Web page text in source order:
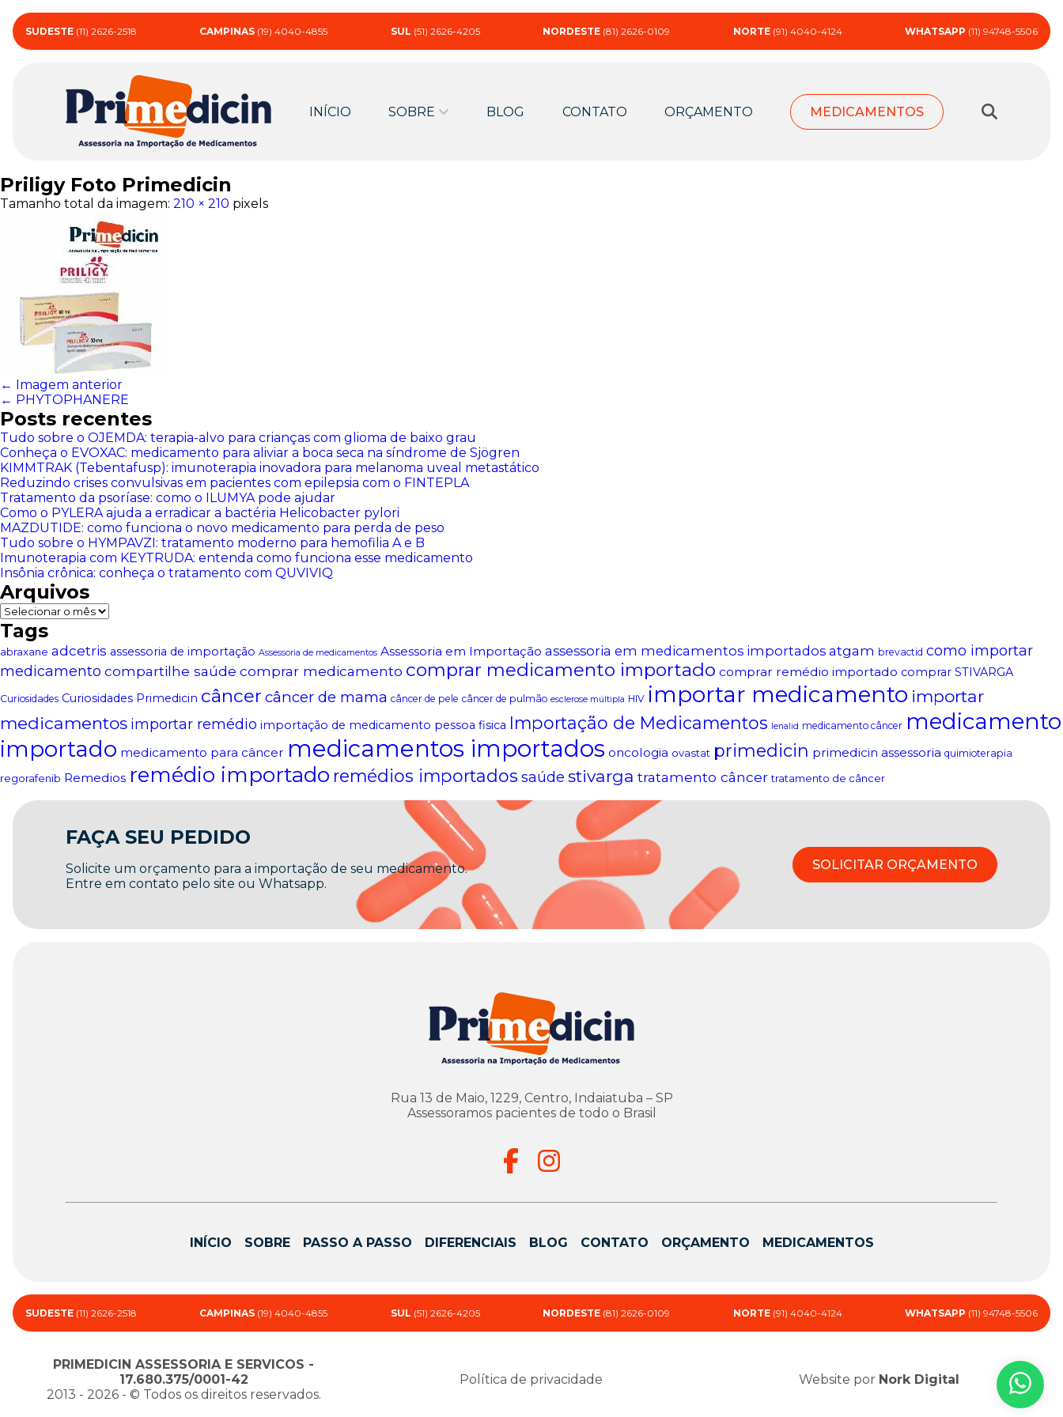
SUDESTE (11) 2626-2518 CAMPINAS (19) 4040-4855 SUL (51) 2626-4205 NORDESTE (81) 2626-0109 NORTE (91) 4040-4124 WHATSAPP (11) 94748-5506
INÍCIO SOBRE BLOG CONTATO ORÇAMENTO MEDICAMENTOS
Priligy Foto Primedicin
Tamanho total da imagem: 210 × 210 pixels
← Imagem anterior
← PHYTOPHANERE
Posts recentes
Tudo sobre o OJEMDA: terapia-alvo para crianças com glioma de baixo grau
Conheça o EVOXAC: medicamento para aliviar a boca seca na síndrome de Sjögren
KIMMTRAK (Tebentafusp): imunoterapia inovadora para melanoma uveal metastático
Reduzindo crises convulsivas em pacientes com epilepsia com o FINTEPLA
Tratamento da psoríase: como o ILUMYA pode ajudar
Como o PYLERA ajuda a erradicar a bactéria Helicobacter pylori
MAZDUTIDE: como funciona o novo medicamento para perda de peso
Tudo sobre o HYMPAVZI: tratamento moderno para hemofilia A e B
Imunoterapia com KEYTRUDA: entenda como funciona esse medicamento
Insônia crônica: conheça o tratamento com QUVIVIQ
Arquivos
Arquivos
Tags
abraxane adcetris assessoria de importação Assessoria de medicamentos Assessoria em Importação assessoria em medicamentos importados atgam brevactid como importar
medicamento compartilhe saúde comprar medicamento comprar medicamento importado comprar remédio importado comprar STIVARGA
Curiosidades Curiosidades Primedicin câncer câncer de mama câncer de pele câncer de pulmão esclerose múltipla HIV importar medicamento importar
medicamentos importar remédio importação de medicamento pessoa fisica Importação de Medicamentos lenalid medicamento câncer medicamento
importado medicamento para câncer medicamentos importados oncologia ovastat primedicin primedicin assessoria quimioterapia
regorafenib Remedios remédio importado remédios importados saúde stivarga tratamento câncer tratamento de câncer
FAÇA SEU PEDIDO
Solicite um orçamento para a importação de seu medicamento.
Entre em contato pelo site ou Whatsapp.
SOLICITAR ORÇAMENTO
Rua 13 de Maio, 1229, Centro, Indaiatuba – SP
Assessoramos pacientes de todo o Brasil
INÍCIO SOBRE PASSO A PASSO DIFERENCIAIS BLOG CONTATO ORÇAMENTO MEDICAMENTOS
SUDESTE (11) 2626-2518 CAMPINAS (19) 4040-4855 SUL (51) 2626-4205 NORDESTE (81) 2626-0109 NORTE (91) 4040-4124 WHATSAPP (11) 94748-5506
PRIMEDICIN ASSESSORIA E SERVICOS -
17.680.375/0001-42
2013 - 2026 - ©️ Todos os direitos reservados.
Política de privacidade Website por Nork Digital